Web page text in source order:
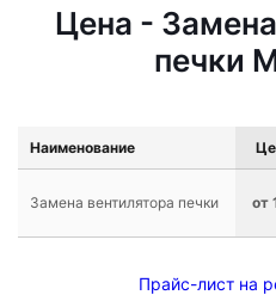
Цена -
печки
Наименование
Замена вентилятора печки от
Прайс-лист на